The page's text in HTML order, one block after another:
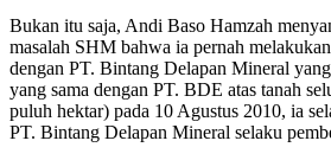
Bukan itu saja, Andi Baso Hamzah
masalah SHM bahwa ia pernah
dengan PT. Bintang Delapan Mineral
yang sama dengan PT. BDE atas tanah
puluh hektar) pada 10 Agustus 2010, ia
PT. Bintang Delapan Mineral selaku